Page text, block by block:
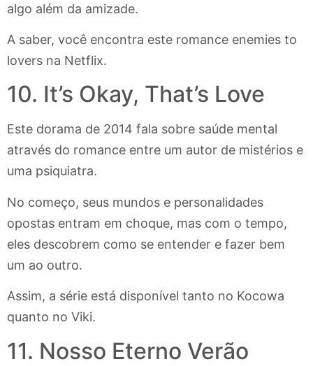
algo além da amizade.
A saber, você encontra este romance enemies to
lovers na Netflix.
10. It’s Okay, That’s Love
Este dorama de 2014 fala sobre saúde mental
através do romance entre um autor de mistérios e
uma psiquiatra.
No começo, seus mundos e personalidades
opostas entram em choque, mas com o tempo,
eles descobrem como se entender e fazer bem
um ao outro.
Assim, a série está disponível tanto no Kocowa
quanto no Viki.
11. Nosso Eterno Verão